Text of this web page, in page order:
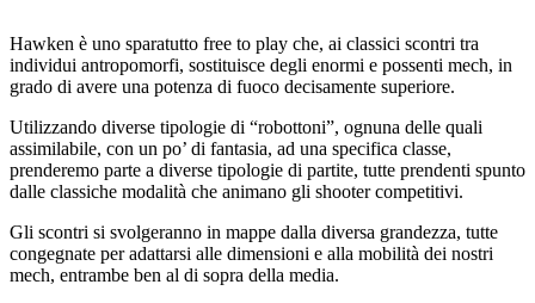
Hawken è uno sparatutto free to play che, ai classici scontri tra
individui antropomorfi, sostituisce degli enormi e possenti mech, in
grado di avere una potenza di fuoco decisamente superiore.
Utilizzando diverse tipologie di “robottoni”, ognuna delle quali
assimilabile, con un po’ di fantasia, ad una specifica classe,
prenderemo parte a diverse tipologie di partite, tutte prendenti spunto
dalle classiche modalità che animano gli shooter competitivi.
Gli scontri si svolgeranno in mappe dalla diversa grandezza, tutte
congegnate per adattarsi alle dimensioni e alla mobilità dei nostri
mech, entrambe ben al di sopra della media.